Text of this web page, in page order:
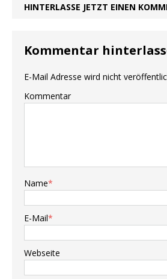
HINTERLASSE JETZT EINEN
Kommentar
E-Mail Adresse wird nicht
Kommentar
Name*
E-Mail*
Webseite